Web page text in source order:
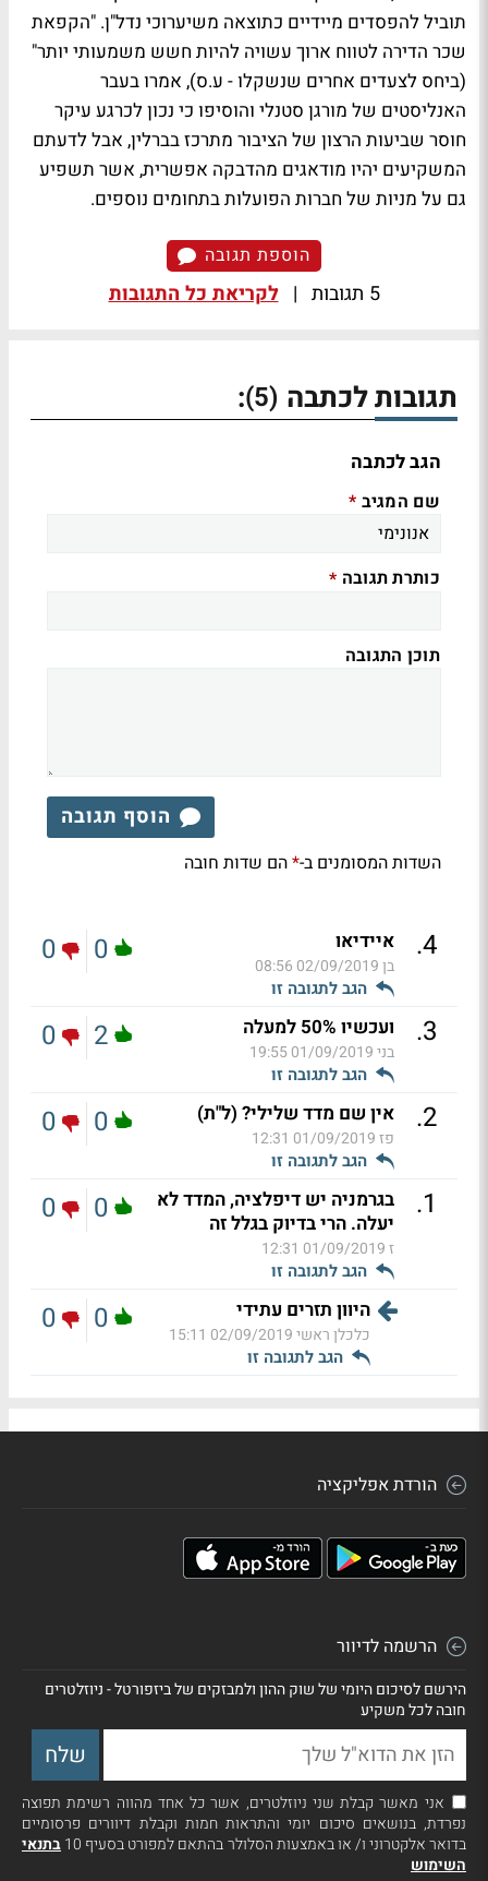
תוביל להפסדים מיידיים כתוצאה משיערוכי נדל"ן. "הקפאת
שכר הדירה לטווח ארוך עשויה להיות חשש משמעותי יותר"
(ביחס לצעדים אחרים שנשקלו - ע.ס), אמרו בעבר
האנליסטים של מורגן סטנלי והוסיפו כי נכון לכרגע עיקר
חוסר שביעות הרצון של הציבור מתרכז בברלין, אבל לדעתם
המשקיעים יהיו מודאגים מהדבקה אפשרית, אשר תשפיע
גם על מניות של חברות הפועלות בתחומים נוספים.
הוספת תגובה
5 תגובות | לקריאת כל התגובות
תגובות לכתבה (5)
:
הגב לכתבה
שם המגיב *
כותרת תגובה *
תוכן התגובה
הוסף תגובה
השדות המסומנים ב-*הם שדות חובה
4
. איידיאו
בן02/09/2019 08:56
הגב לתגובה זו
0
0
3
. ועכשיו 50% למעלה
בני01/09/2019 19:55
הגב לתגובה זו
2
0
2
. אין שם מדד שלילי? (ל"ת)
פז01/09/2019 12:31
הגב לתגובה זו
0
0
1
.
בגרמניה יש דיפלציה, המדד לא
יעלה. הרי בדיוק בגלל זה
ז01/09/2019 12:31
הגב לתגובה זו
0
0
היוון תזרים עתידי
כלכלן ראשי02/09/2019 15:11
הגב לתגובה זו
0
0
הורדת אפליקציה
הרשמה לדיוור
הירשם לסיכום היומי של שוק ההון ולמבזקים של ביזפורטל - ניוזלטרים
חובה לכל משקיע
אני מאשר קבלת שני ניוזלטרים, אשר כל אחד מהווה רשימת תפוצה
נפרדת, בנושאים סיכום יומי והתראות חמות וקבלת דיוורים פרסומיים
בדואר אלקטרוני ו/ או באמצעות הסלולר בהתאם למפורט בסעיף 10
בתנאי
השימוש